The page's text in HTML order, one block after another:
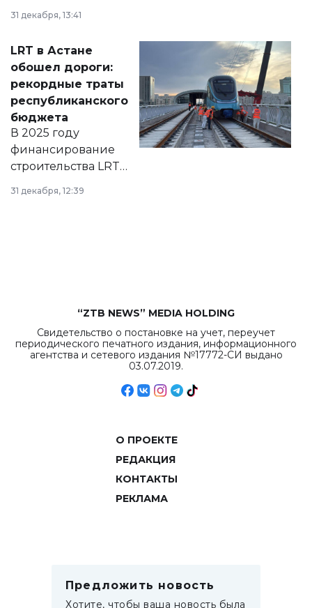
города на 2026–
2028 годы.
документ
появился в базе
нормативных
правовых актов и
на сайте маслихат
города.
31 декабря, 13:41
LRT в Астане
обошел дороги:
рекордные траты
республиканского
бюджета
В 2025 году
финансирование
строительства LRT
в Астане из
республиканского
31 декабря, 12:39
“ZTB NEWS” MEDIA HOLDING
Свидетельство о постановке на учет, переучет
периодического печатного издания, информационного
агентства и сетевого издания №17772-СИ выдано
03.07.2019.
О ПРОЕКТЕ
РЕДАКЦИЯ
КОНТАКТЫ
РЕКЛАМА
Предложить новость
Хотите, чтобы ваша новость была